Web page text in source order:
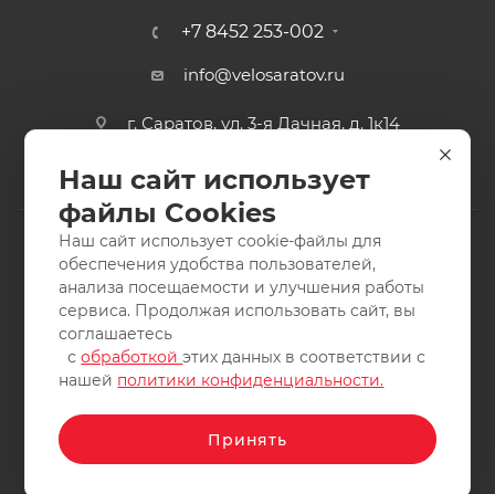
+7 8452 253-002
info@velosaratov.ru
г. Саратов, ул. 3-я Дачная, д. 1к14
2011-2026 © интернет-магазин спортивных товаров
ВелоСаратов. Не является публичной офертой. Все права
защищены. Заимствование материалов и фотографий
запрещено.
Наш сайт использует
файлы Cookies
Наш сайт использует cookie-файлы для
обеспечения удобства пользователей,
анализа посещаемости и улучшения работы
сервиса. Продолжая использовать сайт, вы
соглашаетесь
собработкойэтих данных в соответствии с
нашей политики конфиденциальности.
Принять